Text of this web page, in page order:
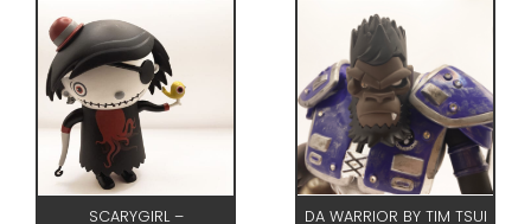
SCARYGIRL –
DA WARRIOR BY TIM TSUI